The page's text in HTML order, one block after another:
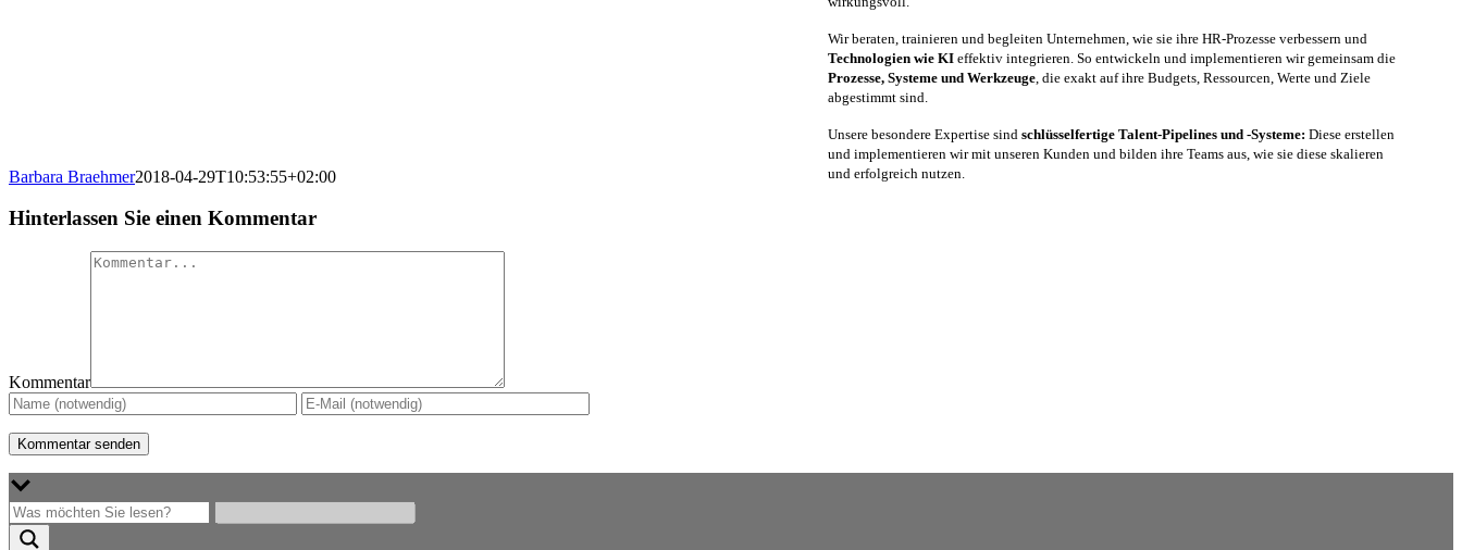
Barbara Braehmer2018-04-29T10:53:55+02:00
Hinterlassen Sie einen Kommentar
Kommentar
Wir beraten, trainieren und begleiten Unternehmen, wie sie ihre HR-Prozesse verbessern und
Technologien wie KI effektiv integrieren. So entwickeln und implementieren wir gemeinsam die
Prozesse, Systeme und Werkzeuge , die exakt auf ihre Budgets, Ressourcen, Werte und Ziele
abgestimmt sind.
Unsere besondere Expertise sind schlüsselfertige Talent-Pipelines und -Systeme: Diese erstellen
und implementieren wir mit unseren Kunden und bilden ihre Teams aus, wie sie diese skalieren
und erfolgreich nutzen.